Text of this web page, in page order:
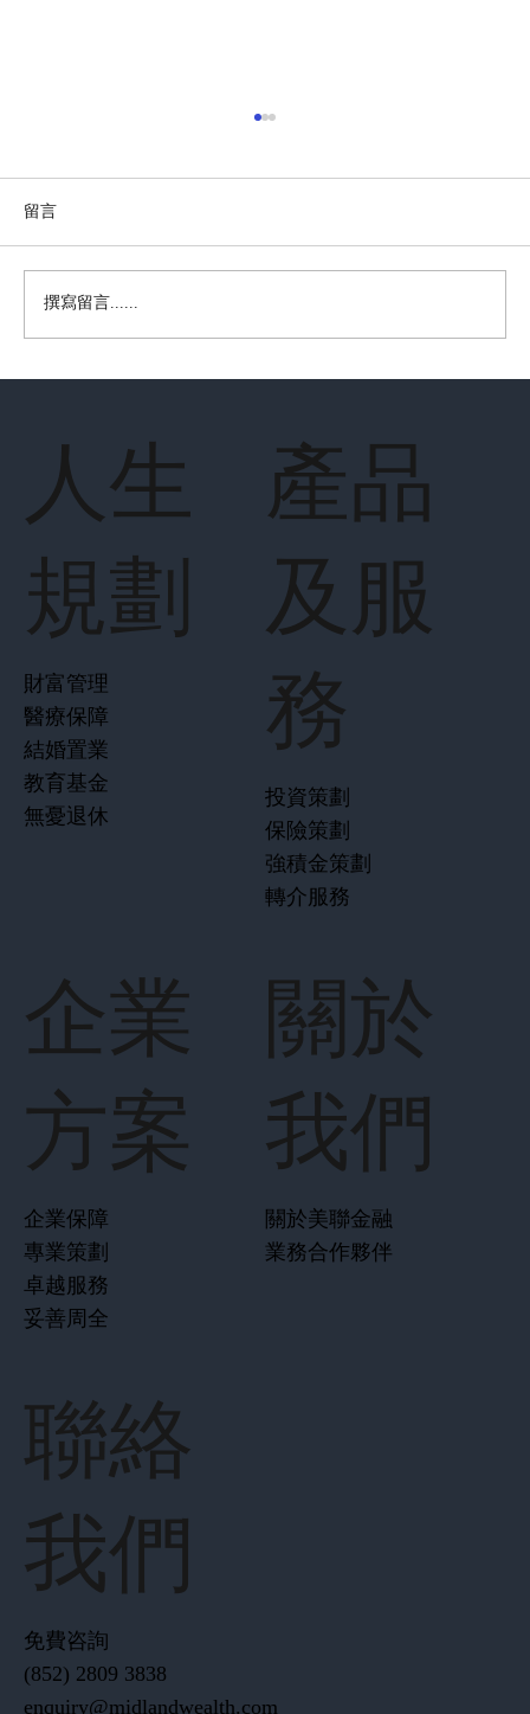
留言
撰寫留言......
人生
規劃
財富管理
醫療保障
結婚置業
教育基金
無憂退休
產品
及服
務
投資策劃
保險策劃
強積金策劃
轉介服務
企業
方案
企業保障
專業策劃
卓越服務
妥善周全
關於
我們
關於美聯金融
業務合作夥伴
聯絡
我們
免費咨詢
(852) 2809 3838
enquiry@midlandwealth.com